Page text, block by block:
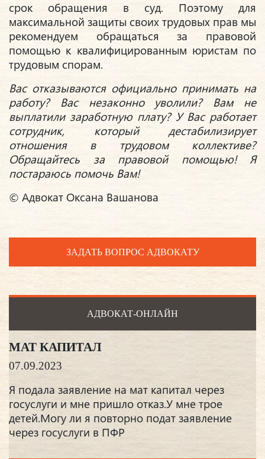
срок обращения в суд. Поэтому для
максимальной защиты своих трудовых прав мы
рекомендуем обращаться за правовой
помощью к квалифицированным юристам по
трудовым спорам.
Вас отказываются официально принимать на
работу? Вас незаконно уволили? Вам не
выплатили заработную плату? У Вас работает
сотрудник, который дестабилизирует
отношения в трудовом коллективе?
Обращайтесь за правовой помощью! Я
постараюсь помочь Вам!
© Адвокат Оксана Вашанова
ЗАДАТЬ ВОПРОС АДВОКАТУ
АДВОКАТ-ОНЛАЙН
МАТ КАПИТАЛ
07.09.2023
Я подала заявление на мат капитал через
госуслуги и мне пришло отказ.У мне трое
детей.Могу ли я повторно подат заявление
через госуслуги в ПФР